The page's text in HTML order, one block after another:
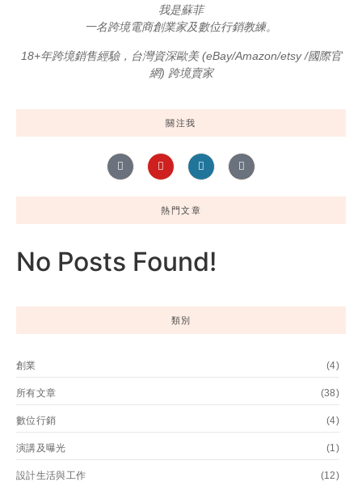
我是蘇菲
一名跨境電商創業家及數位行銷教練。
18+年跨境銷售經驗，台灣資深歐美 (eBay/Amazon/etsy /國際官
網) 跨境賣家
關注我
熱門文章
No Posts Found!
類別
創業 (4)
所有文章 (38)
數位行銷 (4)
演講及曝光 (1)
設計生活與工作 (12)